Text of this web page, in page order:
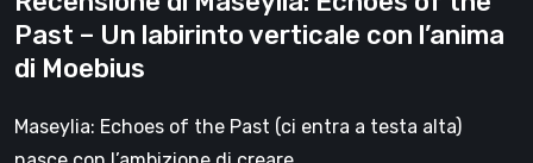
verticale
con
l’anima
di
Past – Un labirinto verticale con l’anima
di Moebius
Maseylia: Echoes of the Past (ci entra a testa alta)